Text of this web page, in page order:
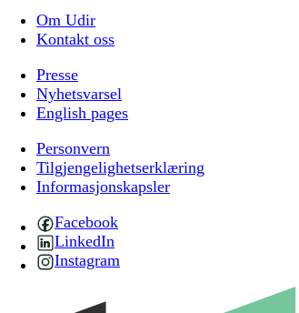
Om Udir
Kontakt oss
Presse
Nyhetsvarsel
English pages
Personvern
Tilgjengelighetserklæring
Informasjonskapsler
Facebook
LinkedIn
Instagram